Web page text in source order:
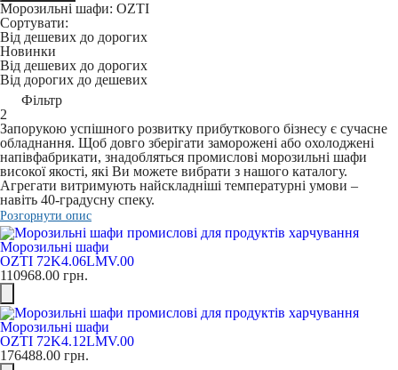
Морозильні шафи: OZTI
Сортувати:
Від дешевих до дорогих
Новинки
Від дешевих до дорогих
Від дорогих до дешевих
Фільтр
2
Запорукою успішного розвитку прибуткового бізнесу є сучасне
обладнання. Щоб довго зберігати заморожені або охолоджені
напівфабрикати, знадобляться промислові морозильні шафи
високої якості, які Ви можете вибрати з нашого каталогу.
Агрегати витримують найскладніші температурні умови –
навіть 40-градусну спеку.
Розгорнути опис
Морозильні шафи
OZTI 72K4.06LMV.00
110968.00 грн.
Морозильні шафи
OZTI 72K4.12LMV.00
176488.00 грн.